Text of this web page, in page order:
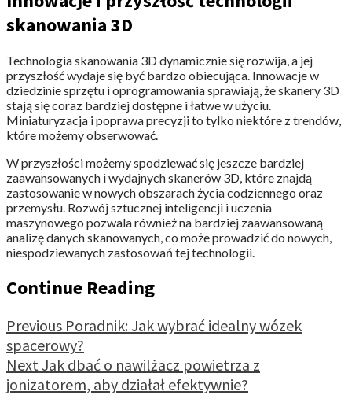
skanowania 3D
Technologia skanowania 3D dynamicznie się rozwija, a jej
przyszłość wydaje się być bardzo obiecująca. Innowacje w
dziedzinie sprzętu i oprogramowania sprawiają, że skanery 3D​​
stają się coraz bardziej dostępne i łatwe w użyciu.
Miniaturyzacja i poprawa precyzji to tylko niektóre z trendów,
które możemy obserwować.
W przyszłości możemy spodziewać się jeszcze bardziej
zaawansowanych i wydajnych skanerów 3D, które znajdą
zastosowanie w nowych obszarach życia codziennego oraz
przemysłu. Rozwój sztucznej inteligencji i uczenia
maszynowego pozwala również na bardziej zaawansowaną
analizę danych skanowanych, co może prowadzić do nowych,
niespodziewanych zastosowań tej technologii.
Continue Reading
Previous Poradnik: Jak wybrać idealny wózek
spacerowy?
Next Jak dbać o nawilżacz powietrza z
jonizatorem, aby działał efektywnie?